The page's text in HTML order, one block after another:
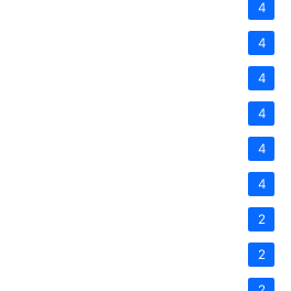
4
4
4
4
4
4
2
2